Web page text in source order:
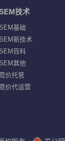
技术
SEM基础
SEM新技术
SEM百科
SEM其他
价托管
价代运营